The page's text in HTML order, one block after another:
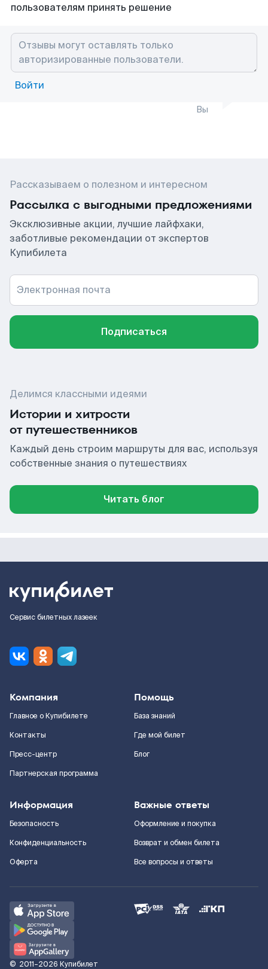
пользователям принять решение
Войти
Вы
Рассказываем о полезном и интересном
Рассылка с выгодными предложениями
Эксклюзивные акции, лучшие лайфхаки,
заботливые рекомендации от экспертов
Купибилета
Электронная почта
Подписаться
Делимся классными идеями
Истории и хитрости
от путешественников
Каждый день строим маршруты для вас, используя
собственные знания о путешествиях
Читать блог
Сервис билетных лазеек
Компания
Главное о Купибилете
Контакты
Пресс-центр
Партнерская программа
Помощь
База знаний
Где мой билет
Блог
Информация
Безопасность
Конфиденциальность
Оферта
Важные ответы
Оформление и покупка
Возврат и обмен билета
Все вопросы и ответы
© 2011–2026 Купибилет